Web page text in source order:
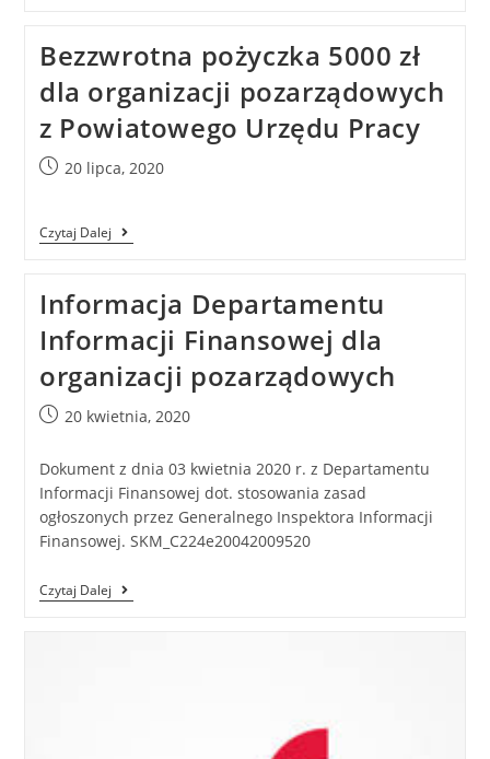
Bezzwrotna pożyczka 5000 zł
dla organizacji pozarządowych
z Powiatowego Urzędu Pracy
20 lipca, 2020
Czytaj Dalej
Informacja Departamentu
Informacji Finansowej dla
organizacji pozarządowych
20 kwietnia, 2020
Dokument z dnia 03 kwietnia 2020 r. z Departamentu
Informacji Finansowej dot. stosowania zasad
ogłoszonych przez Generalnego Inspektora Informacji
Finansowej. SKM_C224e20042009520
Czytaj Dalej